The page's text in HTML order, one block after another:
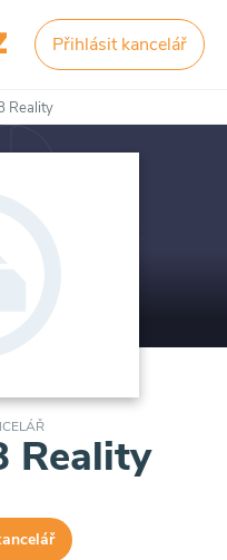
Přihlásit kancelář
Reality
Reality